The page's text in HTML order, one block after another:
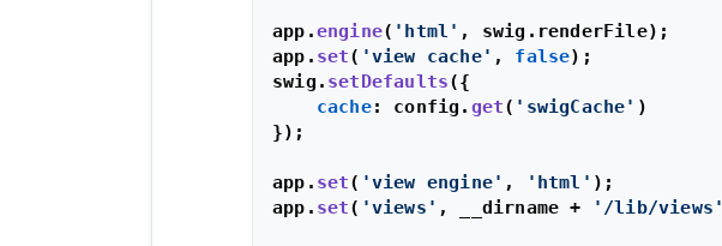
app.engine( 'html' , swig. renderFile);
app. set( 'view cache' , false);
swig. setDefaults({
cache: config. get( 'swigCache' )
});
app. set( 'view engine' , 'html' );
app. set( 'views' , __dirname + '/lib/views'